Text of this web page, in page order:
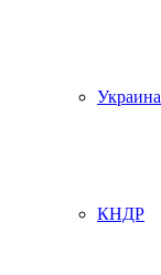
Украина
КНДР